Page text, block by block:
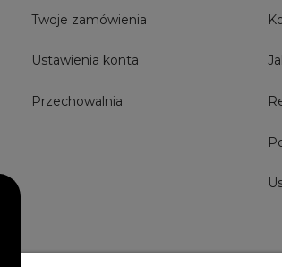
Twoje zamówienia
Ustawienia konta
Przechowalnia